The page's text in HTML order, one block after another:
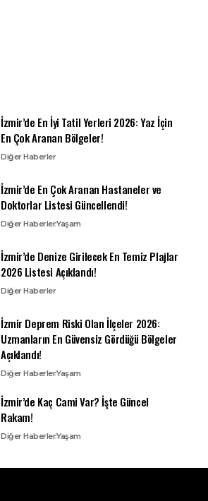
İzmir’de En İyi Tatil Yerleri 2026: Yaz İçin
En Çok Aranan Bölgeler!
Diğer Haberler
İzmir’de En Çok Aranan Hastaneler ve
Doktorlar Listesi Güncellendi!
Diğer HaberlerYaşam
İzmir’de Denize Girilecek En Temiz Plajlar
2026 Listesi Açıklandı!
Diğer Haberler
İzmir Deprem Riski Olan İlçeler 2026:
Uzmanların En Güvensiz Gördüğü Bölgeler
Açıklandı!
Diğer HaberlerYaşam
İzmir’de Kaç Cami Var? İşte Güncel
Rakam!
Diğer HaberlerYaşam